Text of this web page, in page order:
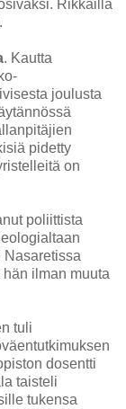
Rikkailla
. Kautta
joulusta
pidetty
on
poliittista
Nasaretissa
ilman muuta
tuli
dosentti
taisteli
tukensa